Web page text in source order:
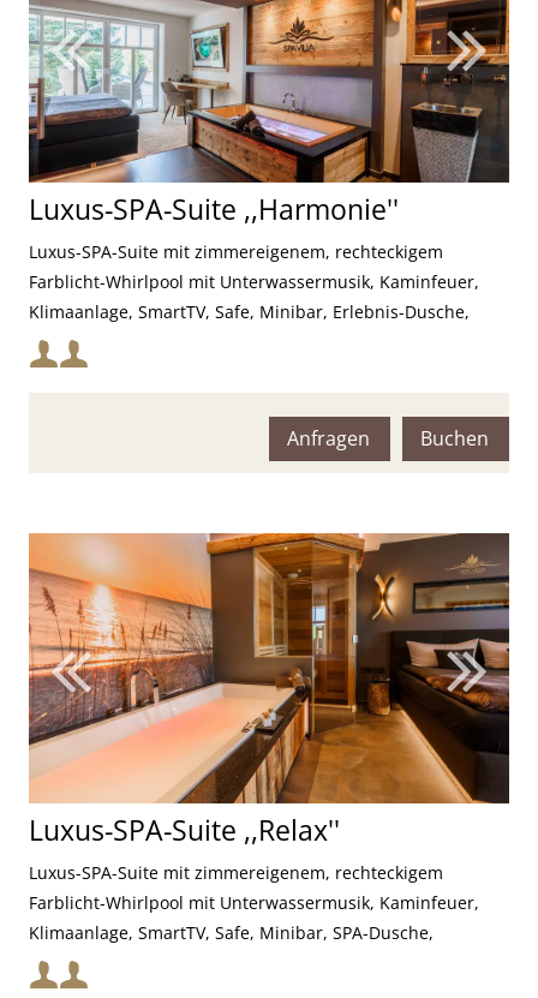
Luxus-SPA-Suite ,,Harmonie''
Luxus-SPA-Suite mit zimmereigenem, rechteckigem
Farblicht-Whirlpool mit Unterwassermusik, Kaminfeuer,
Klimaanlage, SmartTV, Safe, Minibar, Erlebnis-Dusche,
Farblichttherapie und Infrarot-Sauna
Mindestbelegung:
Buchen
Anfragen
Luxus-SPA-Suite ,,Relax''
Luxus-SPA-Suite mit zimmereigenem, rechteckigem
Farblicht-Whirlpool mit Unterwassermusik, Kaminfeuer,
Klimaanlage, SmartTV, Safe, Minibar, SPA-Dusche,
Farblichttherapie und Infrarot-Sauna
Mindestbelegung: